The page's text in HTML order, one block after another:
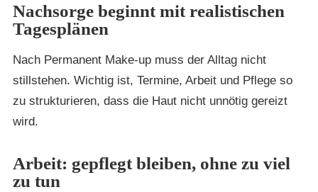
Nachsorge beginnt mit realistischen
Tagesplänen
Nach Permanent Make-up muss der Alltag nicht
stillstehen. Wichtig ist, Termine, Arbeit und Pflege so
zu strukturieren, dass die Haut nicht unnötig gereizt
wird.
Arbeit: gepflegt bleiben, ohne zu viel
zu tun